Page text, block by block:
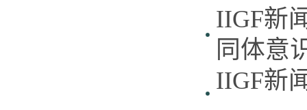
IIGF新
同体意
IIGF新